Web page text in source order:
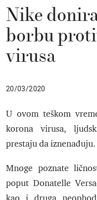
Nike
borbu
virusa
20/03/2020
U ovom teškom
korona virusa,
prestaju da iznenađuju.
Mnoge poznate
poput Donatelle